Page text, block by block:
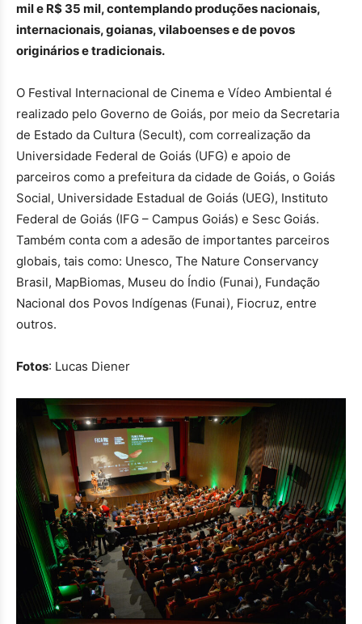
mil e R$ 35 mil, contemplando produções nacionais,
internacionais, goianas, vilaboenses e de povos
originários e tradicionais.
O Festival Internacional de Cinema e Vídeo Ambiental é
realizado pelo Governo de Goiás, por meio da Secretaria
de Estado da Cultura (Secult), com correalização da
Universidade Federal de Goiás (UFG) e apoio de
parceiros como a prefeitura da cidade de Goiás, o Goiás
Social, Universidade Estadual de Goiás (UEG), Instituto
Federal de Goiás (IFG – Campus Goiás) e Sesc Goiás.
Também conta com a adesão de importantes parceiros
globais, tais como: Unesco, The Nature Conservancy
Brasil, MapBiomas, Museu do Índio (Funai), Fundação
Nacional dos Povos Indígenas (Funai), Fiocruz, entre
outros.
Fotos: Lucas Diener